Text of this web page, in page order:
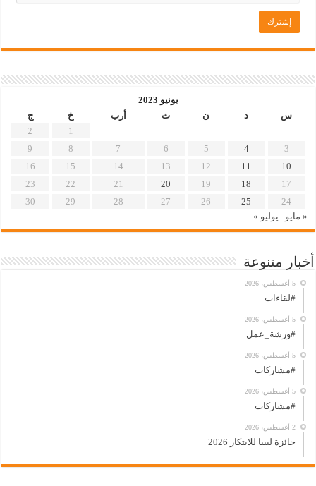
يونيو 2023
س
د ن ث أرب خ
ج
1
2
3
4
5
6
7
8
9
10
11
12
13
14
15
16
17
18
19
20
21
22
23
24
25
26
27
28
29
30
« مايو
يوليو »
أخبار متنوعة
5 أغسطس، 2026
#لقاءات
5 أغسطس، 2026
#ورشة_عمل
5 أغسطس، 2026
#مشاركات
5 أغسطس، 2026
#مشاركات
2 أغسطس، 2026
جائزة ليبيا للابتكار 2026